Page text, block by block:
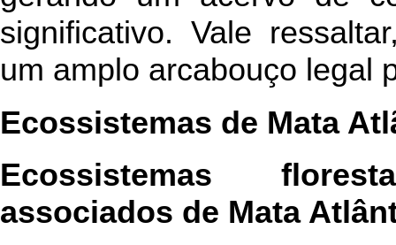
significativo. Vale
um amplo arcabouço legal
Ecossistemas de Mata
Ecossistemas
associados de Mata